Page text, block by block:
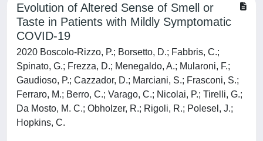
Evolution of Altered Sense of Smell or
Taste in Patients with Mildly Symptomatic
COVID-19
2020 Boscolo-Rizzo, P.; Borsetto, D.; Fabbris, C.;
Spinato, G.; Frezza, D.; Menegaldo, A.; Mularoni, F.;
Gaudioso, P.; Cazzador, D.; Marciani, S.; Frasconi, S.;
Ferraro, M.; Berro, C.; Varago, C.; Nicolai, P.; Tirelli, G.;
Da Mosto, M. C.; Obholzer, R.; Rigoli, R.; Polesel, J.;
Hopkins, C.